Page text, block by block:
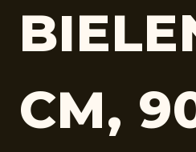
CM,